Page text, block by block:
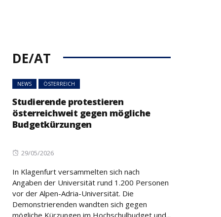
DE/AT
NEWS ÖSTERREICH
Studierende protestieren
österreichweit gegen mögliche
Budgetkürzungen
Posted
29/05/2026
In Klagenfurt versammelten sich nach
Angaben der Universität rund 1.200 Personen
vor der Alpen-Adria-Universität. Die
Demonstrierenden wandten sich gegen
mögliche Kürzungen im Hochschulbudget und...